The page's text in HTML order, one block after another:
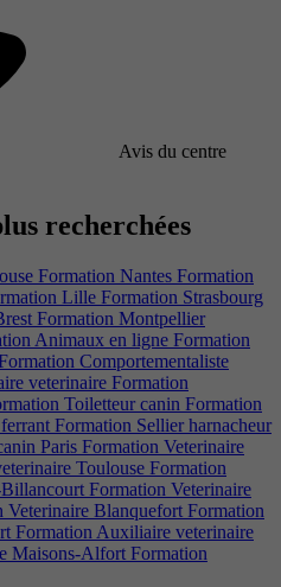
Avis du centre
recherchées
Formation Nantes Formation
Lille Formation Strasbourg
Formation Montpellier
Animaux en ligne Formation
Comportementaliste
veterinaire Formation
Toiletteur canin Formation
Formation Sellier harnacheur
Paris Formation Veterinaire
Toulouse Formation
Formation Veterinaire
Veterinaire Blanquefort Formation
Formation Auxiliaire veterinaire
Maisons-Alfort Formation